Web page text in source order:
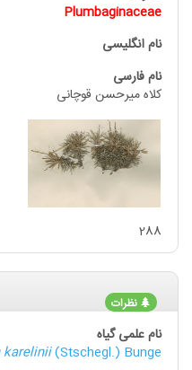
Plumbaginaceae
کلاه میرحسن قوچانی
288
نظرات
(Stschegl.) Bunge